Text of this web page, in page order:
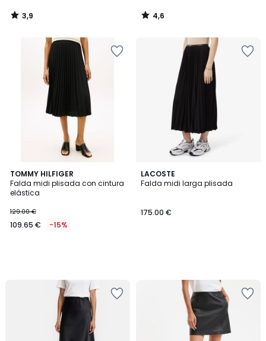
3,9
/
4,6
/
TOMMY HILFIGER
Falda midi plisada con cintura
elástica
129.00 €
109.65 € -15%
LACOSTE
Falda midi larga plisada
175.00 €